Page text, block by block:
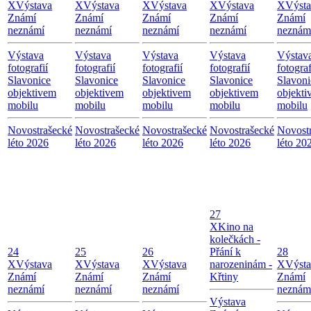
XVýstava
Známí
neznámí
Výstava
fotografií
Slavonice
objektivem
mobilu
Novostrašecké
léto 2026
XVýstava
Známí
neznámí
Výstava
fotografií
Slavonice
objektivem
mobilu
Novostrašecké
léto 2026
XVýstava
Známí
neznámí
Výstava
fotografií
Slavonice
objektivem
mobilu
Novostrašecké
léto 2026
XVýstava
Známí
neznámí
Výstava
fotografií
Slavonice
objektivem
mobilu
Novostrašecké
léto 2026
X
Známí
mobilu
léto
24
XVýstava
Známí
neznámí
25
XVýstava
Známí
neznámí
26
XVýstava
Známí
neznámí
27
XKino na
kolečkách -
Přání k
narozeninám -
Křtiny
Výstava
28
X
Známí